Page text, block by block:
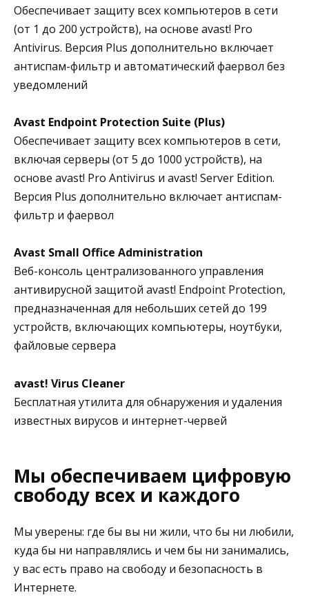
Обеспечивает защиту всех компьютеров в сети
(от 1 до 200 устройств), на основе avast! Pro
Antivirus. Версия Plus дополнительно включает
антиспам-фильтр и автоматический фаервол без
уведомлений
Avast Endpoint Protection Suite (Plus)
Обеспечивает защиту всех компьютеров в сети,
включая серверы (от 5 до 1000 устройств), на
основе avast! Pro Antivirus и avast! Server Edition.
Версия Plus дополнительно включает антиспам-
фильтр и фаервол
Avast Small Office Administration
Веб-консоль централизованного управления
антивирусной защитой avast! Endpoint Protection,
предназначенная для небольших сетей до 199
устройств, включающих компьютеры, ноутбуки,
файловые сервера
avast! Virus Cleaner
Бесплатная утилита для обнаружения и удаления
известных вирусов и интернет-червей
Мы обеспечиваем цифровую
свободу всех и каждого
Мы уверены: где бы вы ни жили, что бы ни любили,
куда бы ни направлялись и чем бы ни занимались,
у вас есть право на свободу и безопасность в
Интернете.